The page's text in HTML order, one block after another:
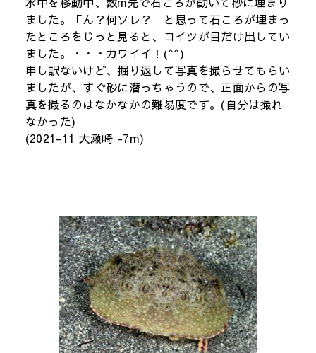
ました。「ん？何ソレ？」と思って石ころが埋まっ
たところをじっと見ると、コイツが目だけ出してい
ました。・・・カワイイ！(^^)
申し訳ないけど、掘り返して写真を撮らせてもらい
ましたが、すぐ砂に潜っちゃうので、正面からの写
真を撮るのはなかなかの難易度です。(自分は撮れ
なかった)
(2021-11 大瀬崎 -7m)